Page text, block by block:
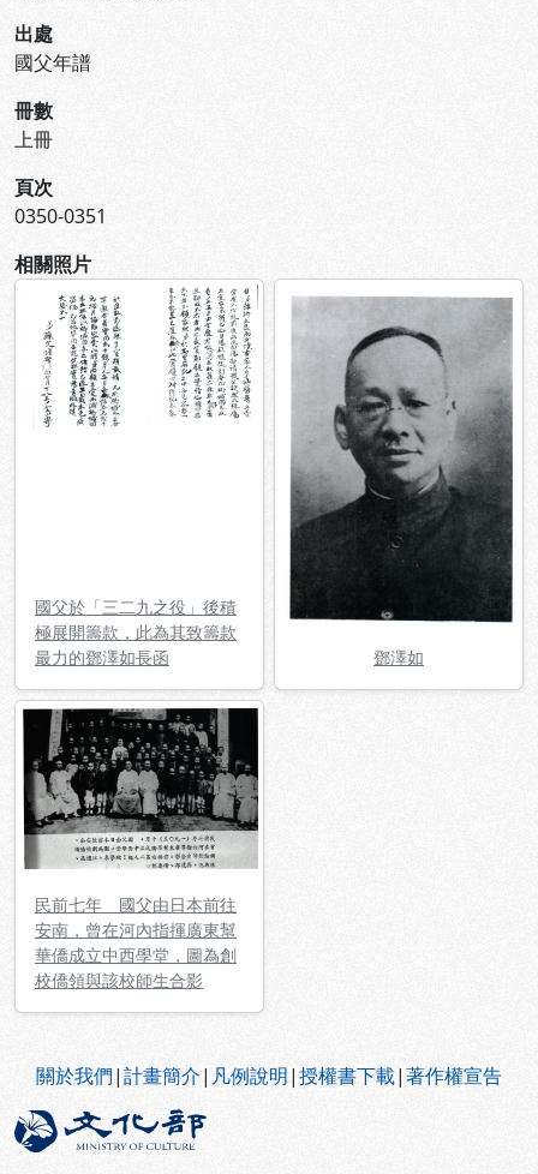
出處
國父年譜
冊數
上冊
頁次
0350-0351
相關照片
國父於「三二九之役」後積
極展開籌款，此為其致籌款
最力的鄧澤如長函
鄧澤如
民前七年 國父由日本前往
安南，曾在河內指揮廣東幫
華僑成立中西學堂，圖為創
校僑領與該校師生合影
關於我們|計畫簡介| 凡例說明|授權書下載|著作權宣告